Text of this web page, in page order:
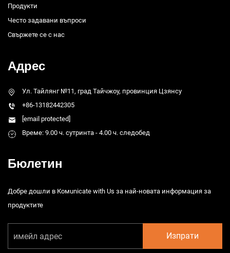
Продукти
Често задавани въпроси
Свържете се с нас
Адрес
Ул. Тайлянг №11, град Тайчжоу, провинция Цзянсу
+86-13182442305
[email protected]
Време: 9.00 ч. сутринта - 4.00 ч. следобед
Бюлетин
Добре дошли в Комunicate with Us за най-новата информация за
продуктите
Изпрати